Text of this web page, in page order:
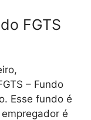
FGTS
– Fundo
Esse fundo é
é